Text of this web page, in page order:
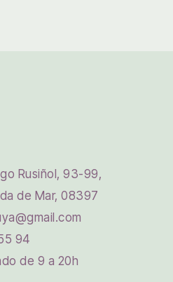
Rusiñol, 93-99,
de Mar, 08397
94
de 9 a 20h